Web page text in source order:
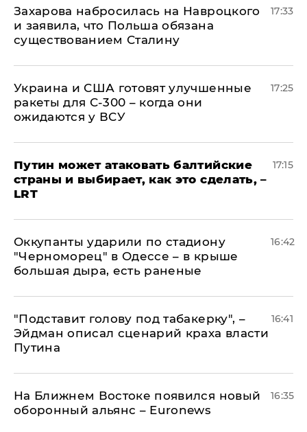
​Захарова набросилась на Навроцкого
и заявила, что Польша обязана
существованием Сталину
17:33
Украина и США готовят улучшенные
ракеты для С-300 – когда они
ожидаются у ВСУ
17:25
Путин может атаковать балтийские
страны и выбирает, как это сделать, –
LRT
17:15
Оккупанты ударили по стадиону
"Черноморец" в Одессе – в крыше
большая дыра, есть раненые
16:42
​"Подставит голову под табакерку", –
Эйдман описал сценарий краха власти
Путина
16:41
На Ближнем Востоке появился новый
оборонный альянс – Euronews
16:35